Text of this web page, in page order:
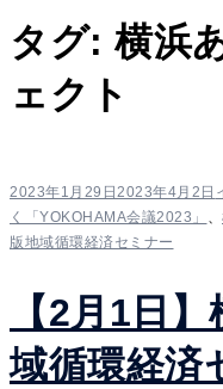
タグ:横浜
ェクト
2023年1月29日2023年4月2日
く「YOKOHAMA会議2023」
、
版地域循環経済セミナー
【2月1日
域循環経済